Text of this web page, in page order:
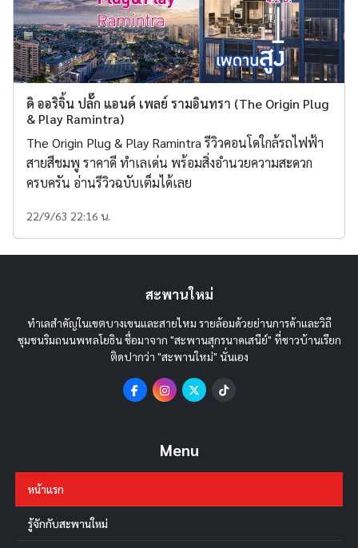
ดิ ออริจิ้น ปลั๊ก แอนด์ เพลย์ รามอินทรา (The Origin Plug
& Play Ramintra)
The Origin Plug & Play Ramintra รีวิวคอนโดใกล้รถไฟฟ้า
สายสีชมพู ราคาดี ทำเลเด่น พร้อมสิ่งอำนวยความสะดวก
ครบครัน อ่านรีวิวฉบับเต็มได้เลย
22/9/63 22:16 น.
สะพานใหม่
ทำเลสำคัญในเขตบางเขนและสายไหม รายล้อมด้วยย่านการค้าและวิถี
ชุมชนริมถนนพหลโยธิน ชื่อมาจาก "สะพานสุกรนาคเสนีย์" ที่ชาวบ้านเรียก
ติดปากว่า "สะพานใหม่" นั่นเอง
Menu
หน้าแรก
รู้จักกับสะพานใหม่